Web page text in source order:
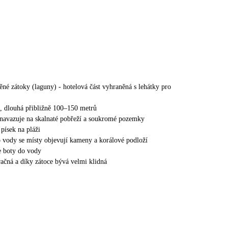
zátoky (laguny) - hotelová část vyhraněná s lehátky pro
dlouhá přibližně 100–150 metrů
na skalnaté pobřeží a soukromé pozemky
na pláži
vody se místy objevují kameny a korálové podloží
boty do vody
a díky zátoce bývá velmi klidná